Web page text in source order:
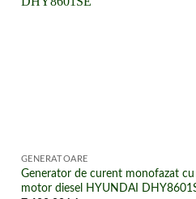
GENERATOARE
Generator de curent monofazat cu
motor diesel HYUNDAI